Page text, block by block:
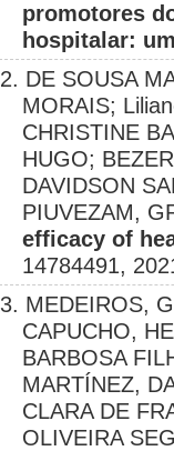
promotores
hospitalar:
DE SOUSA
MORAIS;
CHRISTINE
HUGO;
DAVIDSON
PIUVEZAM,
efficacy of
14784491,
MEDEIROS,
CAPUCHO,
BARBOSA
MARTÍNEZ,
CLARA DE
OLIVEIRA